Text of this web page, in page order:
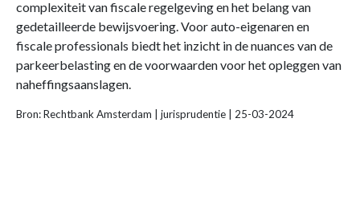
complexiteit van fiscale regelgeving en het belang van
gedetailleerde bewijsvoering. Voor auto-eigenaren en
fiscale professionals biedt het inzicht in de nuances van de
parkeerbelasting en de voorwaarden voor het opleggen van
naheffingsaanslagen.
Bron: Rechtbank Amsterdam | jurisprudentie | 25-03-2024